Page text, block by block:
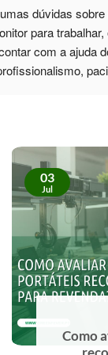
muito bom,
para apoiar em
Como
03
Jul